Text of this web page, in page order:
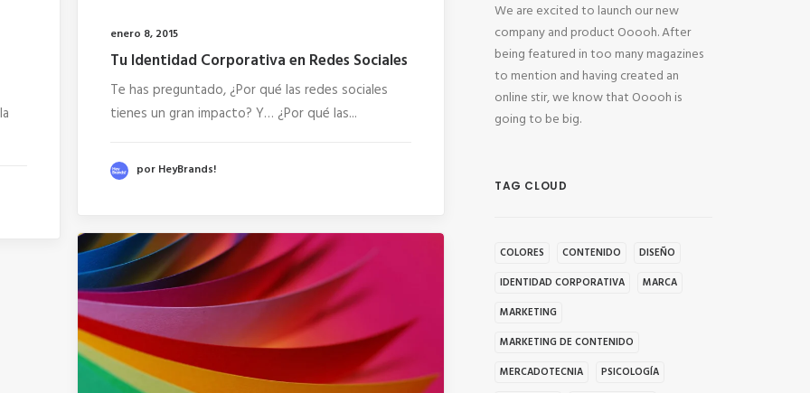
enero 8, 2015
Tu Identidad Corporativa en Redes Sociales
Te has preguntado, ¿Por qué las redes sociales
tienes un gran impacto? Y… ¿Por qué las...
por HeyBrands!
We are excited to launch our new
company and product Ooooh. After
being featured in too many magazines
to mention and having created an
online stir, we know that Ooooh is
going to be big.
TAG CLOUD
COLORES CONTENIDO
DISEÑO
IDENTIDAD CORPORATIVA
MARCA
MARKETING
MARKETING DE CONTENIDO
MERCADOTECNIA
PSICOLOGÍA